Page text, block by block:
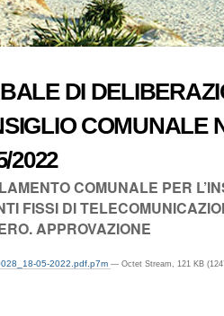
DI
COMUNALE
2022
COMUNALE PER
FISSI DI
APPROVAZIONE
05-2022.pdf.p7m — Octet Stream, 121 KB